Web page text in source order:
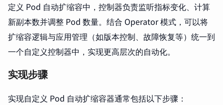
定义 Pod 自动扩缩容中，控制器负责监听指标变化、计算
新副本数并调整 Pod 数量。结合 Operator 模式，可以将
扩缩容逻辑与应用管理（如版本控制、故障恢复等）统一到
一个自定义控制器中，实现更高层次的自动化。
实现步骤
实现自定义 Pod 自动扩缩容器通常包括以下步骤：